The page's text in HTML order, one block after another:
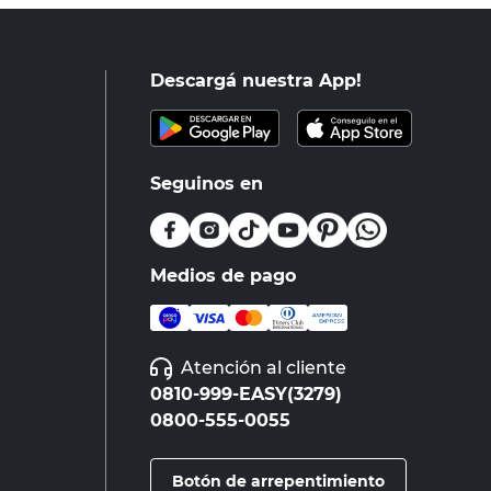
Descargá nuestra App!
Seguinos en
Medios de pago
Atención al cliente
0810-999-EASY(3279)
0800-555-0055
Botón de arrepentimiento